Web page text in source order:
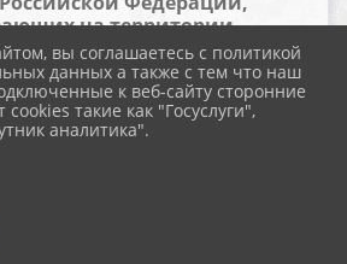
на территории
сельского поселения
района, социальную и
адаптацию мигрантов,
межнациональных
конфликтов» на 2023 год"
вы соглашаетесь с политикой
данных а также с тем что наш
к веб-сайту сторонние
такие как "Госуслуги",
аналитика".